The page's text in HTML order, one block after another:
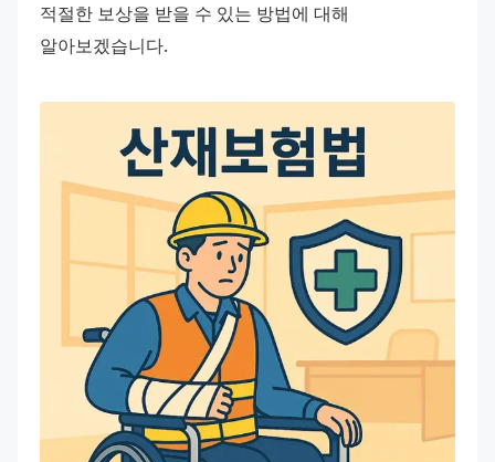
적절한 보상을 받을 수 있는 방법에 대해
알아보겠습니다.